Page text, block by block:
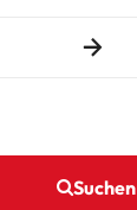
Suchen